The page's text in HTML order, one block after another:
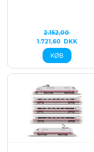
2.152,00
1.721,60 DKK